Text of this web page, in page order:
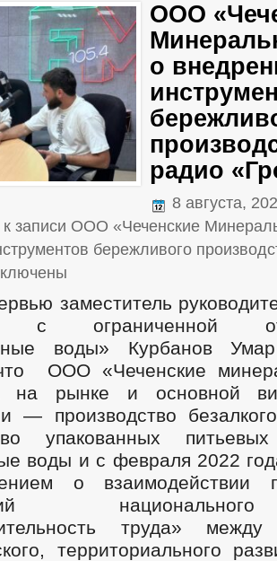
ООО
о
радио
8 августа,
к записи ООО «Чеченские
бережливого
заместитель
с ограниченной
воды» Курбанов Умар
ООО «Чеченские
на рынке и основной
— производство
упакованных
воды и с февраля 2022
о взаимодействии
труда» между
территориального